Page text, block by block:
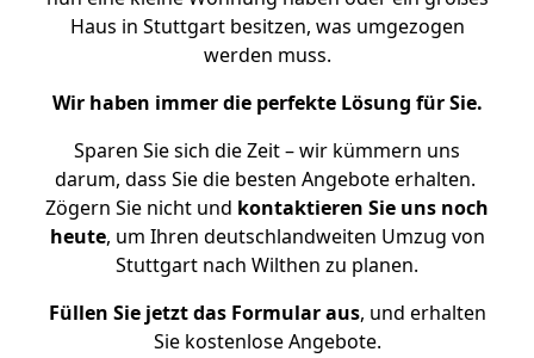
Haus in Stuttgart besitzen, was umgezogen
werden muss.
Wir haben immer die perfekte Lösung für Sie.
Sparen Sie sich die Zeit – wir kümmern uns
darum, dass Sie die besten Angebote erhalten.
Zögern Sie nicht und kontaktieren Sie uns noch
heute, um Ihren deutschlandweiten Umzug von
Stuttgart nach Wilthen zu planen.
Füllen Sie jetzt das Formular aus, und erhalten
Sie kostenlose Angebote.